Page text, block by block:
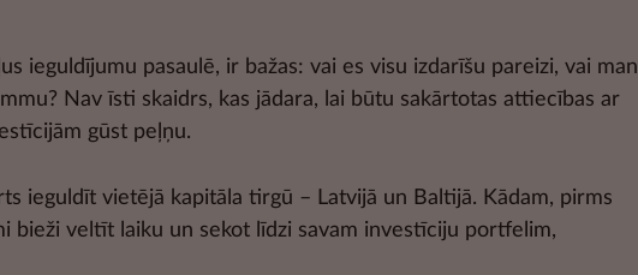
ieguldījumu pasaulē, ir bažas: vai es visu izdarīšu pareizi, vai man
Nav īsti skaidrs, kas jādara, lai būtu sakārtotas attiecības ar
gūst peļņu.
ieguldīt vietējā kapitāla tirgū – Latvijā un Baltijā. Kādam, pirms
bieži veltīt laiku un sekot līdzi savam investīciju portfelim,